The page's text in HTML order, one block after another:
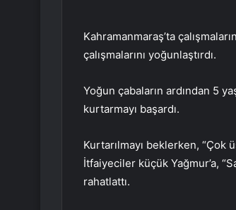
Kahramanmaraş’ta
çalışmalarını yoğunlaştırdı.
Yoğun çabaların ardından 5
kurtarmayı başardı.
Kurtarılmayı beklerken, “Çok
İtfaiyeciler küçük Yağmur’a,
rahatlattı.